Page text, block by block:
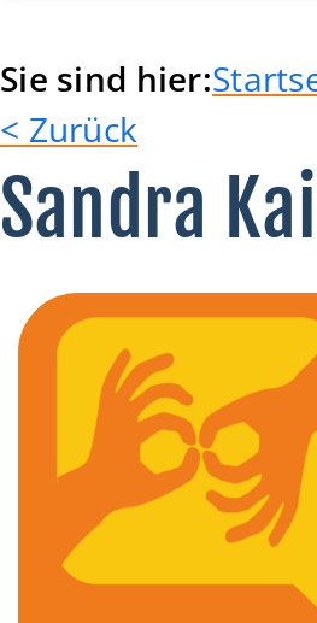
Sie sind hier:
< Zurück
Sandra